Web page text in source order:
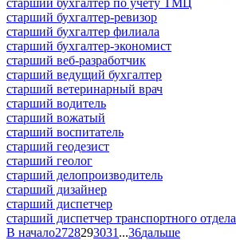
старший бухгалтер-ревизор
старший бухгалтер филиала
старший бухгалтер-экономист
старший веб-разработчик
старший ведущий бухгалтер
старший ветеринарный врач
старший водитель
старший вожатый
старший воспитатель
старший геодезист
старший геолог
старший делопроизводитель
старший дизайнер
старший диспетчер
старший диспетчер транспортного отдела
В начало2728293031 ...36дальше